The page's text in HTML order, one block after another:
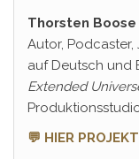
Thorsten Boose
Autor,
auf Deutsch und
Extended
💬 HIER